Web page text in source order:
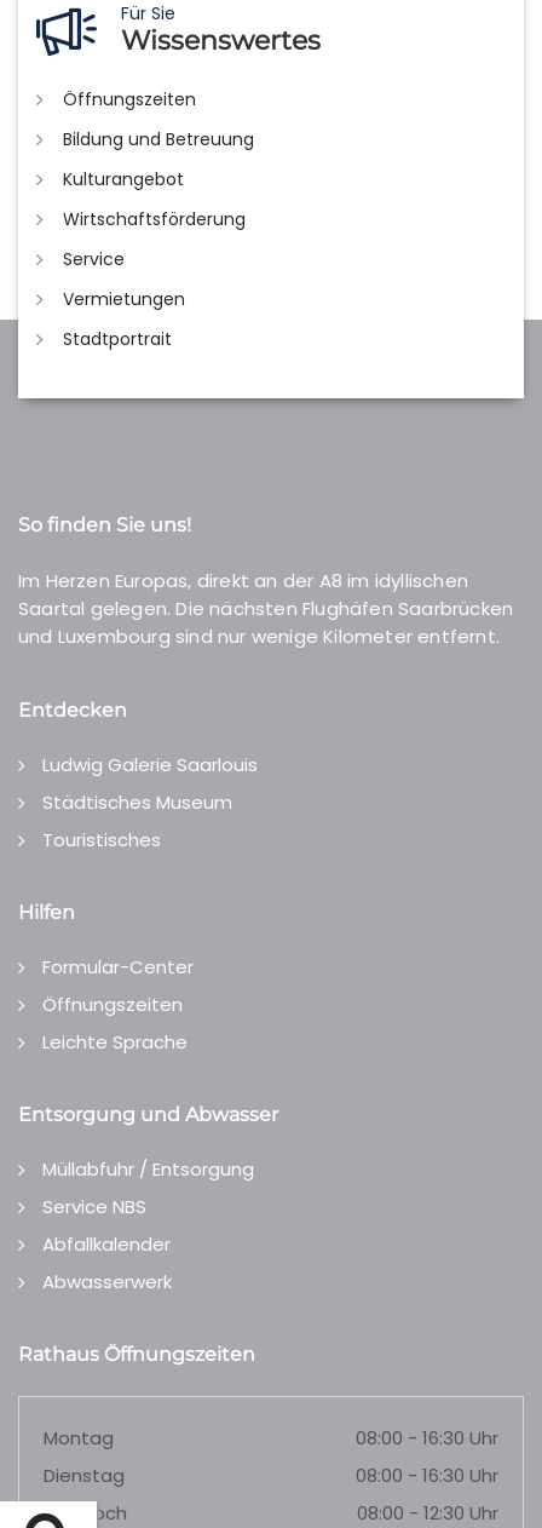
Für Sie
Wissenswertes
Öffnungszeiten
Bildung und Betreuung
Kulturangebot
Wirtschaftsförderung
Service
Vermietungen
Stadtportrait
So finden Sie uns!
Im Herzen Europas, direkt an der A8 im idyllischen
Saartal gelegen. Die nächsten Flughäfen Saarbrücken
und Luxembourg sind nur wenige Kilometer entfernt.
Entdecken
Ludwig Galerie Saarlouis
Städtisches Museum
Touristisches
Hilfen
Formular-Center
Öffnungszeiten
Leichte Sprache
Entsorgung und Abwasser
Müllabfuhr / Entsorgung
Service NBS
Abfallkalender
Abwasserwerk
Rathaus Öffnungszeiten
Montag
08:00 - 16:30 Uhr
Dienstag
08:00 - 16:30 Uhr
Mittwoch
08:00 - 12:30 Uhr